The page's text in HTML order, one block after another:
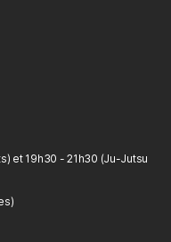
et 19h30 - 21h30 (Ju-Jutsu